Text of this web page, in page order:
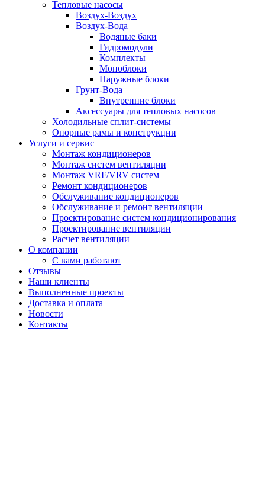
Тепловые насосы
Воздух-Воздух
Воздух-Вода
Водяные баки
Гидромодули
Комплекты
Моноблоки
Наружные блоки
Грунт-Вода
Внутренние блоки
Аксессуары для тепловых насосов
Холодильные сплит-системы
Опорные рамы и конструкции
Услуги и сервис
Монтаж кондиционеров
Монтаж систем вентиляции
Монтаж VRF/VRV систем
Ремонт кондиционеров
Обслуживание кондиционеров
Обслуживание и ремонт вентиляции
Проектирование систем кондиционирования
Проектирование вентиляции
Расчет вентиляции
О компании
С вами работают
Отзывы
Наши клиенты
Выполненные проекты
Доставка и оплата
Новости
Контакты